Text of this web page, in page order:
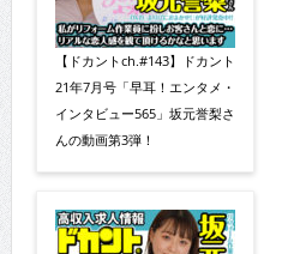
【ドカントch.#143】ドカント
21年7月号「早耳！エンタメ・
インタビュー565」坂元誉梨さ
んの動画第3弾！